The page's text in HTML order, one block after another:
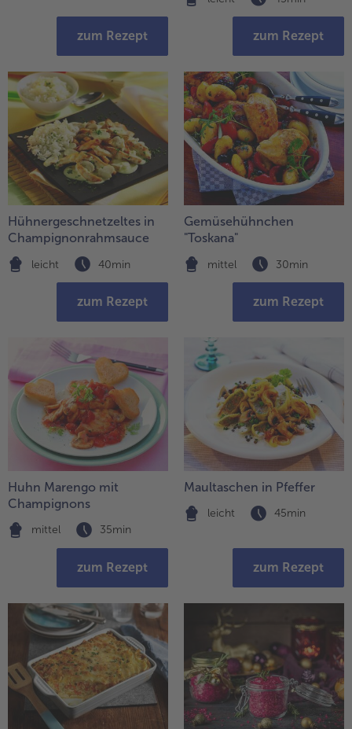
zum Rezept zum Rezept
Hühnergeschnetzeltes in
Champignonrahmsauce
leicht 40min
zum Rezept
Gemüsehühnchen
"Toskana"
mittel 30min
zum Rezept
Huhn Marengo mit
Champignons
mittel 35min
zum Rezept
Maultaschen in Pfeffer
leicht 45min
zum Rezept